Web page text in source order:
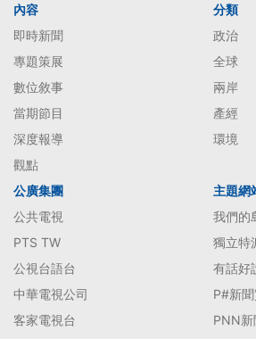
內容
即時新聞
專題策展
數位敘事
當期節目
深度報導
觀點
分類
政治
全球
兩岸
產經
環境
公廣集團
公共電視
PTS TW
公視台語台
中華電視公司
客家電視台
主題網
我們的
獨立特
有話好
P#新
PNN